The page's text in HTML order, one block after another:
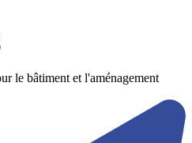
le bâtiment et l'aménagement